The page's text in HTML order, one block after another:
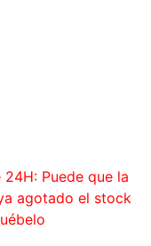
Puede que la
agotado el stock